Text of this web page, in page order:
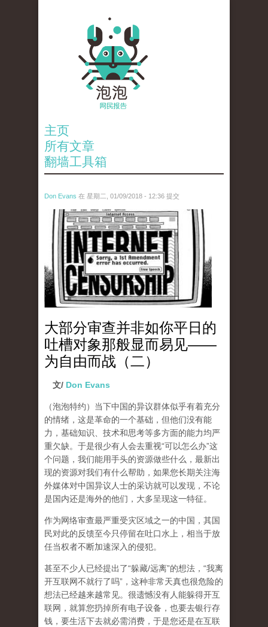
主页
所有文章
翻墙工具箱
Don Evans 在 星期二, 01/09/2018 - 12:36 提交
wechatimg866.jpeg
大部分审查并非如你平日的
吐槽对象那般显而易见——
为自由而战（二）
文/ Don Evans
（泡泡特约） 当下中国的异议群体似乎有着充分
的情绪，这是革命的一个基础，但他们没有能
力，基础知识、技术和思考等多方面的能力均严
重欠缺。于是很少有人会去重视“可以怎么办”这
个问题，我们能用手头的资源做些什么，最新出
现的资源对我们有什么帮助，如果您长期关注海
外媒体对中国异议人士的采访就可以发现，不论
是国内还是海外的他们，大多呈现这一特征。
作为网络审查最严重受灾区域之一的中国，其国
民对此的反馈至今只停留在吐口水上，相当于放
任当权者不断加速深入的侵犯。
甚至不少人已经提出了“躲藏/远离”的想法，“我离
开互联网不就行了吗”，这种非常天真也很危险的
想法已经越来越常见。很遗憾没有人能躲得开互
联网，就算您扔掉所有电子设备，也要去银行存
钱，要生活下去就必需消费，于是您还是在互联